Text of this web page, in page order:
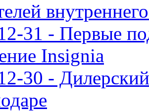
31 - Первые
Insignia
30 -